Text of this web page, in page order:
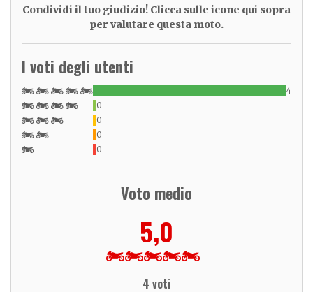
Condividi il tuo giudizio! Clicca sulle icone qui sopra
per valutare questa moto.
I voti degli utenti
4
0
0
0
0
Voto medio
5,0
4 voti